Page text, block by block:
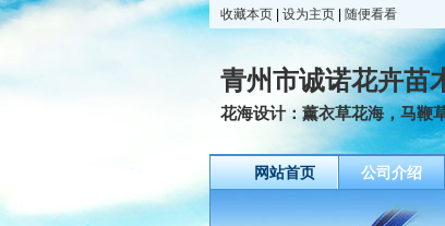
收藏本页 设为主页 随便看看
青州市诚诺花卉苗
花海设计：薰衣草花海，马鞭
网站首页 公司介绍